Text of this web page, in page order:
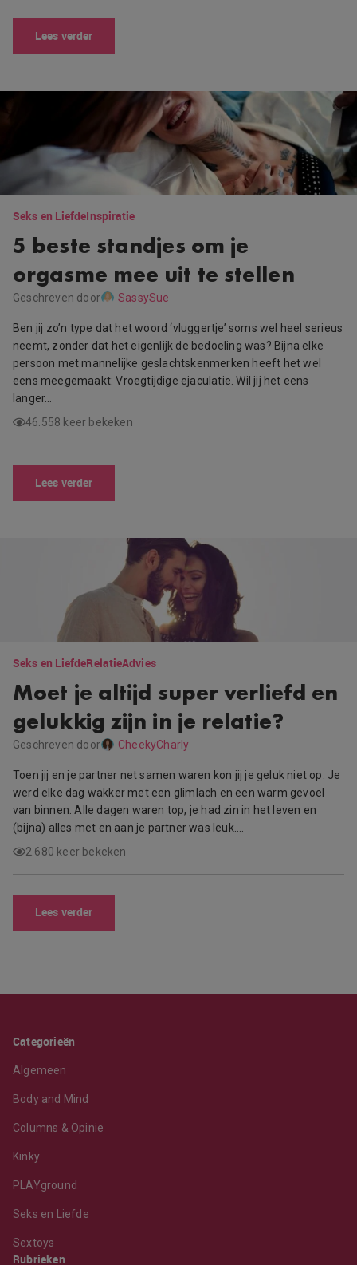
Lees verder
Seks en LiefdeInspiratie
5 beste standjes om je
orgasme mee uit te stellen
Geschreven door SassySue
Ben jij zo’n type dat het woord ‘vluggertje’ soms wel heel serieus
neemt, zonder dat het eigenlijk de bedoeling was? Bijna elke
persoon met mannelijke geslachtskenmerken heeft het wel
eens meegemaakt: Vroegtijdige ejaculatie. Wil jij het eens
langer…
46.558 keer bekeken
Lees verder
Seks en LiefdeRelatieAdvies
Moet je altijd super verliefd en
gelukkig zijn in je relatie?
Geschreven door CheekyCharly
Toen jij en je partner net samen waren kon jij je geluk niet op. Je
werd elke dag wakker met een glimlach en een warm gevoel
van binnen. Alle dagen waren top, je had zin in het leven en
(bijna) alles met en aan je partner was leuk….
2.680 keer bekeken
Lees verder
Categorieën
Algemeen
Body and Mind
Columns & Opinie
Kinky
PLAYground
Seks en Liefde
Sextoys
Rubrieken